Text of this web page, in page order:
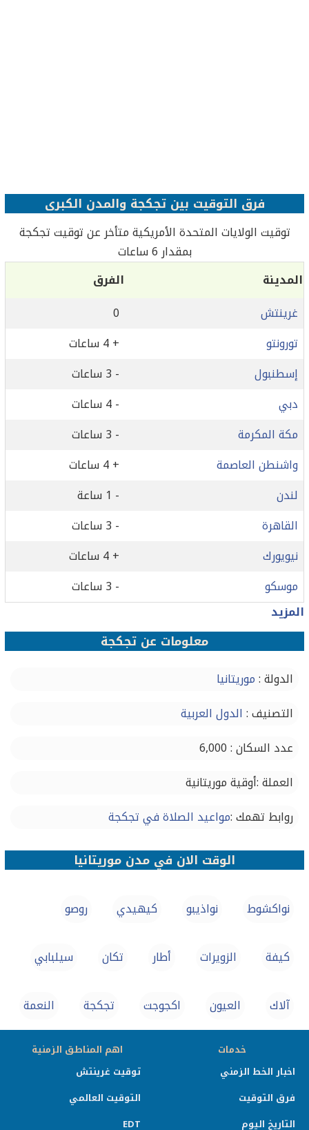
فرق التوقيت بين تجكجة والمدن الكبرى
توقيت الولايات المتحدة الأمريكية متأخر عن توقيت تجكجة
بمقدار 6 ساعات
المدينة
الفرق
غرينتش
0
تورونتو
+ 4 ساعات
إسطنبول
- 3 ساعات
دبي
- 4 ساعات
مكة المكرمة
- 3 ساعات
واشنطن العاصمة
+ 4 ساعات
لندن
- 1 ساعة
القاهرة
- 3 ساعات
نيويورك
+ 4 ساعات
موسكو
- 3 ساعات
المزيد
معلومات عن تجكجة
الدولة :موريتانيا
التصنيف : الدول العربية
عدد السكان : 6,000
العملة :أوقية موريتانية
روابط تهمك :مواعيد الصلاة في تجكجة
الوقت الان في مدن موريتانيا
نواكشوط نواذيبو كيهيدي روصو
كيفة الزويرات‎ أطار‎ تکان سيلبابي
آلاك العيون اكجوجت تجكجة النعمة
خدمات
اخبار الخط الزمني
فرق التوقيت
التاريخ اليوم
اهم المناطق الزمنية
توقيت غرينتش
التوقيت العالمي
EDT